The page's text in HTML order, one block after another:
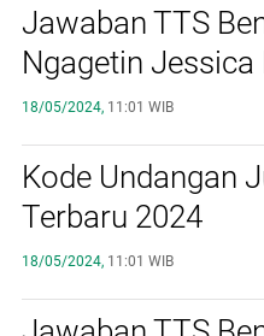
Jawaban TTS
Ngagetin Jessica
18/05/2024, 11:01 WIB
Kode Undangan
Terbaru 2024
18/05/2024, 11:01 WIB